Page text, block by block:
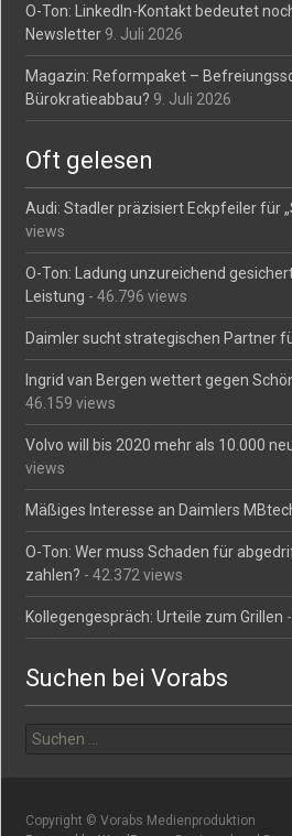
O-Ton: LinkedIn-Kontakt bedeutet
Newsletter 9. Juli 2026
Magazin: Reformpaket –
Bürokratieabbau? 9. Juli 2026
Oft gelesen
Audi: Stadler präzisiert Eckpfeiler für
views
O-Ton: Ladung unzureichend
Leistung - 46.796 views
Daimler sucht strategischen Partner
Ingrid van Bergen wettert gegen
46.159 views
Volvo will bis 2020 mehr als 10.000
views
Mäßiges Interesse an Daimlers
O-Ton: Wer muss Schaden für
zahlen? - 42.372 views
Kollegengespräch: Urteile zum Grillen
Suchen bei Vorabs
nach:
Copyright © Vorabs Medienproduktion